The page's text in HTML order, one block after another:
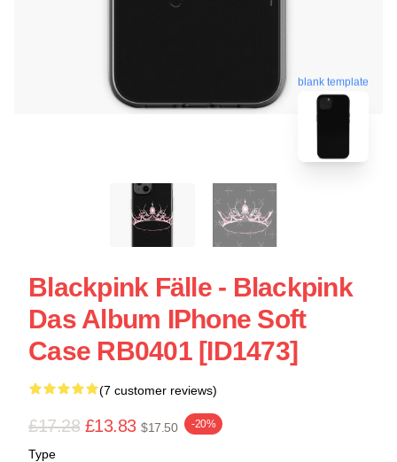
blank template
Blackpink Fälle - Blackpink
Das Album IPhone Soft
Case RB0401 [ID1473]
(7 customer reviews)
£17.28 £13.83 $17.50 -20%
Type